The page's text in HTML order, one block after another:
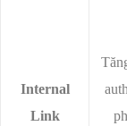
Internal
Link